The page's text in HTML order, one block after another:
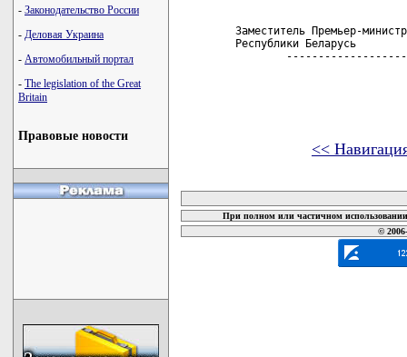
- Законодательство России
- Деловая Украина
- Автомобильный портал
- The legislation of the Great
Britain
Правовые новости
Заместитель Премьер-
Республики
<<
При полном или частичном
©